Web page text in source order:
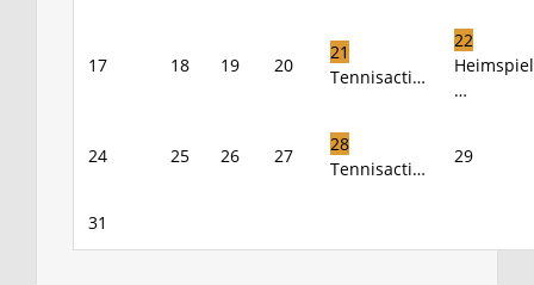
17 18 19 20
21
Tennisacti…
22
Heimspiel
…
24 25 26 27
28
Tennisacti…
29
31